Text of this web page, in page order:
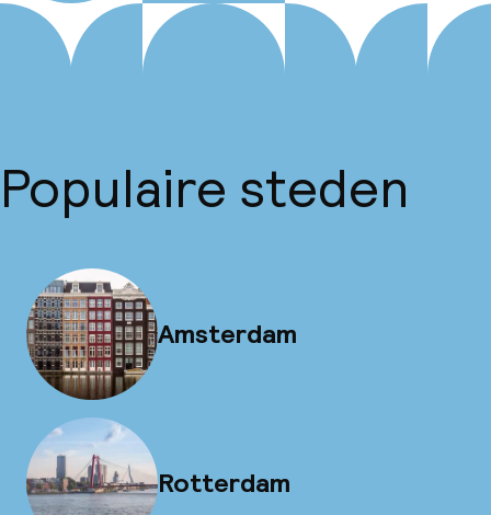
Populaire steden
Amsterdam
Rotterdam